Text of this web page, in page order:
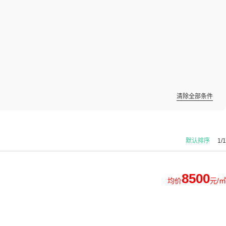
清除全部条件
1/1
默认排序
均价8500元/㎡